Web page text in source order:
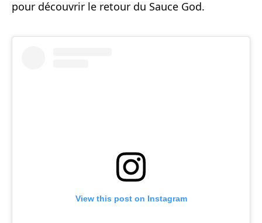
pour découvrir le retour du Sauce God.
View this post on Instagram